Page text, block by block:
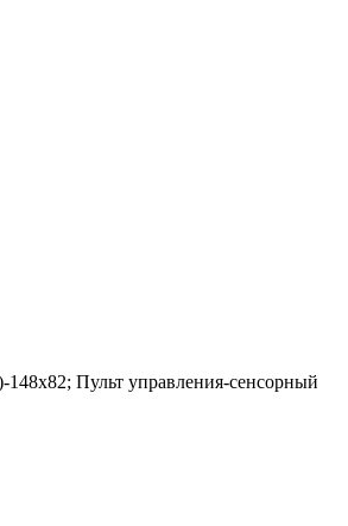
Пульт управления-сенсорный